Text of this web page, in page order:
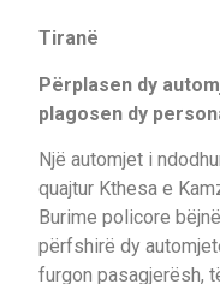
Tiranë
Përplasen dy
plagosen dy
Një automjet i
quajtur Kthesa e
Burime policore
përfshirë dy
furgon pasagjerësh,